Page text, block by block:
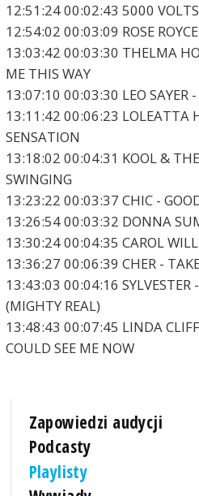
12:51:24 00:02:43 5000
12:54:02 00:03:09 ROSE
13:03:42 00:03:30 THELMA
ME THIS WAY
13:07:10 00:03:30 LEO SAYER
13:11:42 00:06:23 LOLEATTA
SENSATION
13:18:02 00:04:31 KOOL &
SWINGING
13:23:22 00:03:37 CHIC -
13:26:54 00:03:32 DONNA
13:30:24 00:04:35 CAROL
13:36:27 00:06:39 CHER -
13:43:03 00:04:16 SYLVESTER
(MIGHTY REAL)
13:48:43 00:07:45 LINDA
COULD SEE ME NOW
Zapowiedzi audycji
Podcasty
Playlisty